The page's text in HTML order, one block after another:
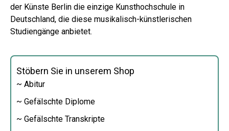
Stöbern Sie in unserem Shop
~ Abitur
~ Gefälschte Diplome
~ Gefälschte Transkripte
der Künste Berlin die einzige Kunsthochschule in
Deutschland, die diese musikalisch-künstlerischen
Studiengänge anbietet.